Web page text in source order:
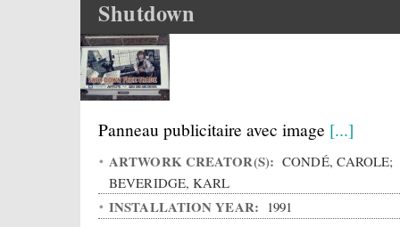
Shutdown
Panneau publicitaire avec image [...]
ARTWORK CREATOR(S): CONDÉ, CAROLE;
BEVERIDGE, KARL
INSTALLATION YEAR: 1991